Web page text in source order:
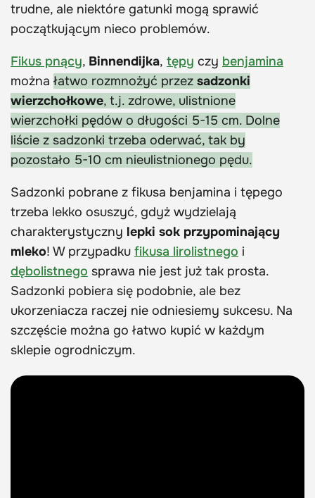
trudne, ale niektóre gatunki mogą sprawić
początkującym nieco problemów.
Fikus pnący, Binnendijka, tępy czy benjamina
można łatwo rozmnożyć przez sadzonki
wierzchołkowe, t.j. zdrowe, ulistnione
wierzchołki pędów o długości 5-15 cm. Dolne
liście z sadzonki trzeba oderwać, tak by
pozostało 5-10 cm nieulistnionego pędu.
Sadzonki pobrane z fikusa benjamina i tępego
trzeba lekko osuszyć, gdyż wydzielają
charakterystyczny lepki sok przypominający
mleko! W przypadku fikusa lirolistnego i
dębolistnego sprawa nie jest już tak prosta.
Sadzonki pobiera się podobnie, ale bez
ukorzeniacza raczej nie odniesiemy sukcesu. Na
szczęście można go łatwo kupić w każdym
sklepie ogrodniczym.